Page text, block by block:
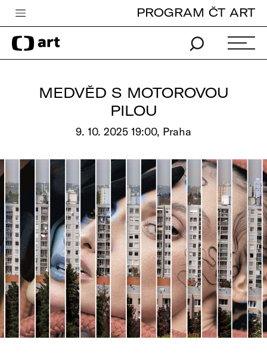
Česká televize
Zpravodajství
Vše o ČT
PROGRAM ČT ART
MEDVĚD S MOTOROVOU
PILOU
9. 10. 2025 19:00, Praha